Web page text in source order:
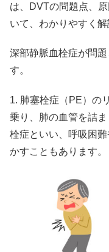
は、DVTの問題点、
いて、わかりやすく解
深部静脈血栓症が問
す。
1. 肺塞栓症（PE）の
乗り、肺の血管を詰
栓症といい、呼吸困
かすこともあります。